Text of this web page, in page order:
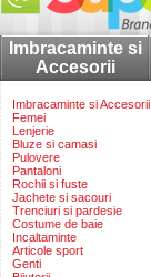
Imbracaminte si
Accesorii
Imbracaminte si Accesorii
Femei
Lenjerie
Bluze si camasi
Pulovere
Pantaloni
Rochii si fuste
Jachete si sacouri
Trenciuri si pardesie
Costume de baie
Incaltaminte
Articole sport
Genti